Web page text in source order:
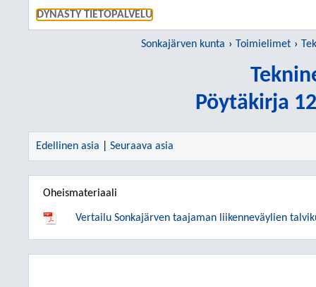
DYNASTY TIETOPALVELU
Sonkajärven kunta Toimielimet
Pöytäkirja
Edellinen asia Seuraava asia
Oheismateriaali
Vertailu Sonkajärven taajaman liikenneväylien